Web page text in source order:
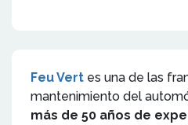
Feu Vert es una de las
mantenimiento del
más de 50 años de